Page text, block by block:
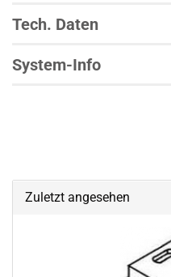
Tech. Daten
System-Info
Zuletzt angesehen